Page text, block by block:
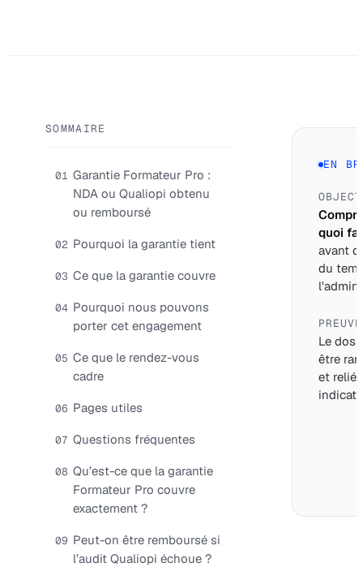
SOMMAIRE
01 Garantie Formateur Pro :
NDA ou Qualiopi obtenu
ou remboursé
02 Pourquoi la garantie tient
03 Ce que la garantie couvre
04 Pourquoi nous pouvons
porter cet engagement
05 Ce que le rendez-vous
cadre
06 Pages utiles
07 Questions fréquentes
08 Qu’est-ce que la garantie
Formateur Pro couvre
exactement ?
09 Peut-on être remboursé si
l’audit Qualiopi échoue ?
EN
quoi
avant
du
PREUVE
Le
être
et relié